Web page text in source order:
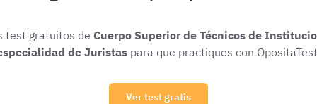
test gratuitos de Cuerpo Superior de Técnicos de
de Juristas para que practiques con
Ver test gratis